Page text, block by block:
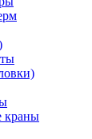
краны